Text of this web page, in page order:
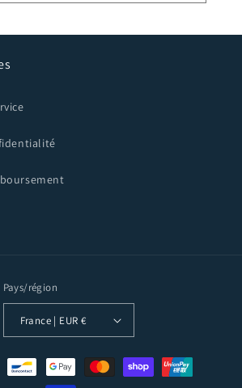
Pays/région
France | EUR €